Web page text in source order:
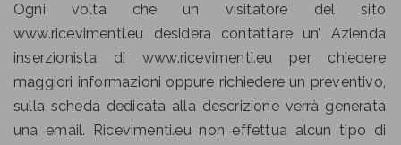
Ogni volta che un visitatore del sito
www.ricevimenti.eu desidera contattare un’ Azienda
inserzionista di www.ricevimenti.eu per chiedere
maggiori informazioni oppure richiedere un preventivo,
sulla scheda dedicata alla descrizione verrà generata
una email. Ricevimenti.eu non effettua alcun tipo di